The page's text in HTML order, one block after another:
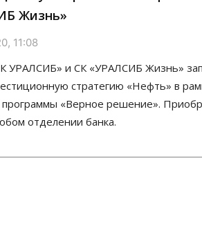
Жизнь»
11:08
УРАЛСИБ» и СК «УРАЛСИБ Жизнь»
стратегию «Нефть» в
программы «Верное решение».
отделении банка.